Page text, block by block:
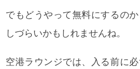
でもどうやって無料にするの
しづらいかもしれませんね。
空港ラウンジでは、入る前に